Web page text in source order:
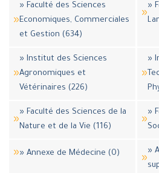
» Faculté des Sciences
Economiques, Commerciales
et Gestion (634)
»
» Institut des Sciences
Agronomiques et
Vétérinaires (226)
»
» Faculté des Sciences de la
Nature et de la Vie (116)
»
» Annexe de Médecine (0)
»